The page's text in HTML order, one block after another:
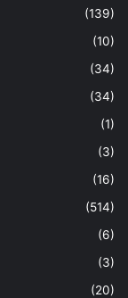
(139)
(10)
(34)
(34)
(1)
(3)
(16)
(514)
(6)
(3)
(20)